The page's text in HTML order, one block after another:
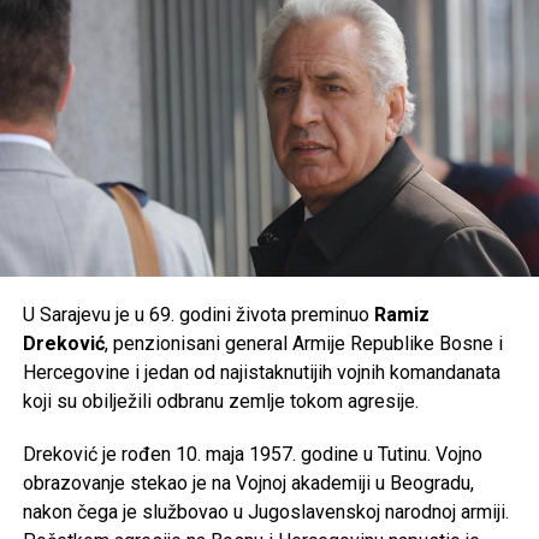
donijeti ekstremne ljetne vrućine kakve se rijetko bilježe.
Share
Share
U Sarajevu je u 69. godini života preminuo Ramiz
Dreković, penzionisani general Armije Republike Bosne i
Hercegovine i jedan od najistaknutijih vojnih komandanata
koji su obilježili odbranu zemlje tokom agresije.
Dreković je rođen 10. maja 1957. godine u Tutinu. Vojno
obrazovanje stekao je na Vojnoj akademiji u Beogradu,
nakon čega je službovao u Jugoslavenskoj narodnoj armiji.